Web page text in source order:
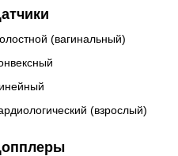
(вагинальный)
(взрослый)